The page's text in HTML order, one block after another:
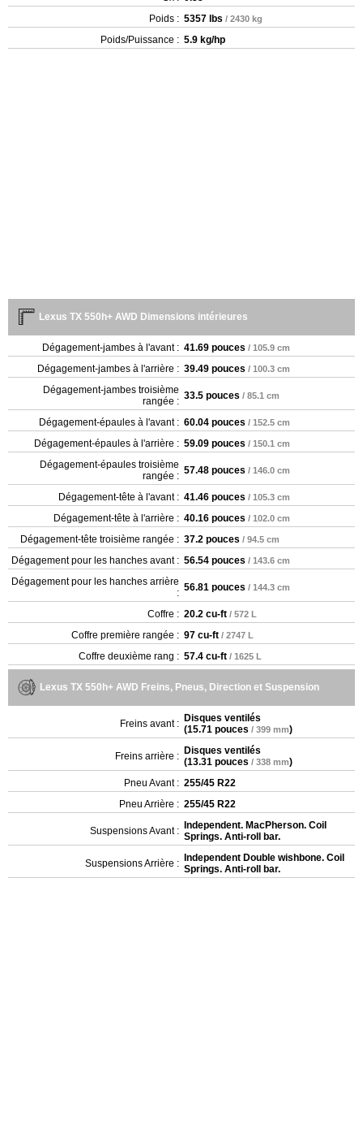
Poids : 5357 lbs / 2430 kg
Poids/Puissance : 5.9 kg/hp
Lexus TX 550h+ AWD Dimensions intérieures
Dégagement-jambes à l'avant : 41.69 pouces / 105.9 cm
Dégagement-jambes à l'arrière : 39.49 pouces / 100.3 cm
Dégagement-jambes troisième
rangée : 33.5 pouces / 85.1 cm
Dégagement-épaules à l'avant : 60.04 pouces / 152.5 cm
Dégagement-épaules à l'arrière : 59.09 pouces / 150.1 cm
Dégagement-épaules troisième
rangée : 57.48 pouces / 146.0 cm
Dégagement-tête à l'avant : 41.46 pouces / 105.3 cm
Dégagement-tête à l'arrière : 40.16 pouces / 102.0 cm
Dégagement-tête troisième rangée : 37.2 pouces / 94.5 cm
Dégagement pour les hanches avant : 56.54 pouces / 143.6 cm
Dégagement pour les hanches arrière
: 56.81 pouces / 144.3 cm
Coffre : 20.2 cu-ft / 572 L
Coffre première rangée : 97 cu-ft / 2747 L
Coffre deuxième rang : 57.4 cu-ft / 1625 L
Lexus TX 550h+ AWD Freins, Pneus, Direction et Suspension
Freins avant : Disques ventilés
(15.71 pouces / 399 mm)
Freins arrière : Disques ventilés
(13.31 pouces / 338 mm)
Pneu Avant : 255/45 R22
Pneu Arrière : 255/45 R22
Suspensions Avant : Independent. MacPherson. Coil
Springs. Anti-roll bar.
Suspensions Arrière : Independent Double wishbone. Coil
Springs. Anti-roll bar.